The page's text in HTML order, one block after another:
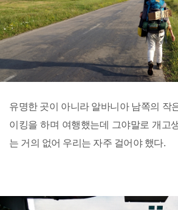
유명한 곳이 아니라 알바니아 남쪽의 작
이킹을 하며 여행했는데 그야말로 개고
는 거의 없어 우리는 자주 걸어야 했다.